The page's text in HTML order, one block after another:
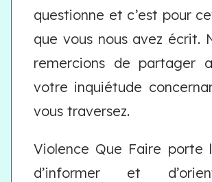
questionne et c’est pour
que vous nous avez écrit.
remercions de partager
votre inquiétude
vous traversez.
Violence Que Faire porte
d’informer et